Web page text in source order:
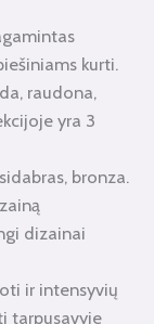
kurti.
raudona,
yra 3
bronza.
dizainai
ir intensyvių
tarpusavyje